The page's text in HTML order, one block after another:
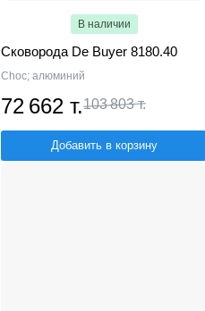
В наличии
Сковорода De Buyer 8180.40
Choc; алюминий
72 662 т.103 803 т.
Добавить в корзину